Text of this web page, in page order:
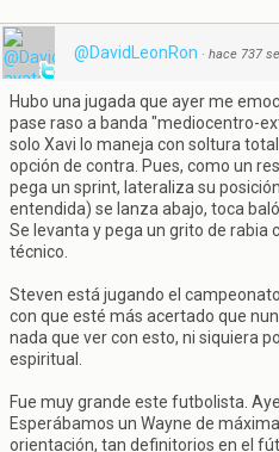
@DavidLeonRon · hace 737
Hubo una jugada que ayer me
pase raso a banda "mediocentro-
solo Xavi lo maneja con soltura
opción de contra. Pues, como un
pega un sprint, lateraliza su
entendida) se lanza abajo, toca
Se levanta y pega un grito de rabia
técnico.
Steven está jugando el
con que esté más acertado que
nada que ver con esto, ni siquiera
espiritual.
Fue muy grande este futbolista.
Esperábamos un Wayne de
orientación, tan definitorios en el